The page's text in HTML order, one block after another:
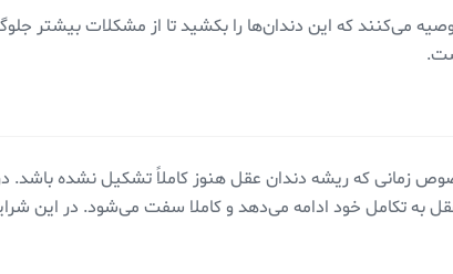
می‌کنند که این دندان‌ها را بکشید تا از مشکلات بیشتر
دندان عقل در سنین زیر ۲۰ سالگی است. به خصوص زمانی که ریشه دندان عقل هنوز کاملاً
به تکامل خود ادامه می‌دهد و کاملا سفت می‌شود. در این